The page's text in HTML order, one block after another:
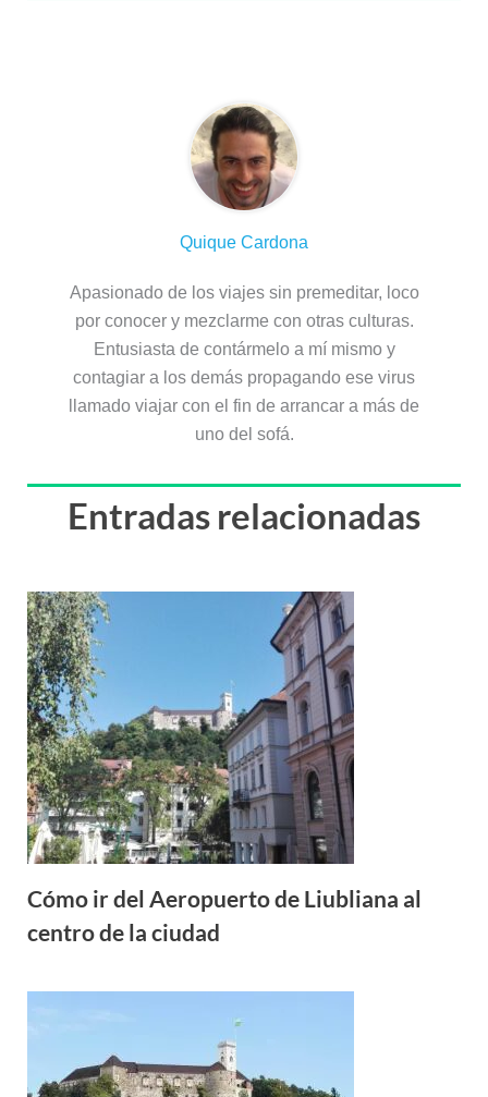
Quique Cardona
Apasionado de los viajes sin premeditar, loco
por conocer y mezclarme con otras culturas.
Entusiasta de contármelo a mí mismo y
contagiar a los demás propagando ese virus
llamado viajar con el fin de arrancar a más de
uno del sofá.
Entradas relacionadas
Cómo ir del Aeropuerto de Liubliana al
centro de la ciudad